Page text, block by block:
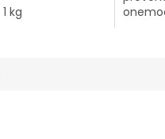
1 kg